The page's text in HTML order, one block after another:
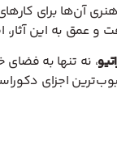
آن‌ها برای
و عمق به این
، نه تنها به
اجزای